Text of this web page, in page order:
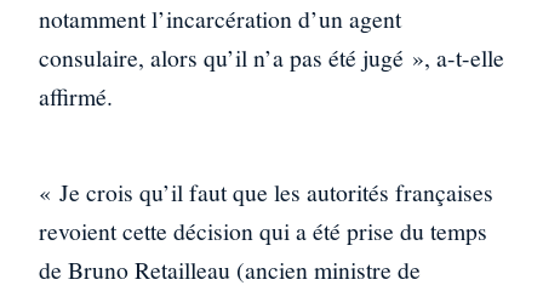
notamment l’incarcération d’un agent
consulaire, alors qu’il n’a pas été jugé », a-t-elle
affirmé.
« Je crois qu’il faut que les autorités françaises
revoient cette décision qui a été prise du temps
de Bruno Retailleau (ancien ministre de